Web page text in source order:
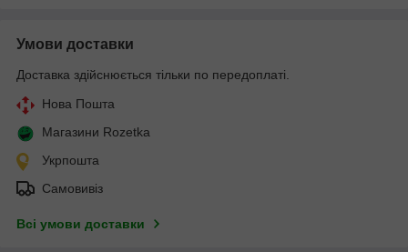
Умови доставки
Доставка здійснюється тільки по передоплаті.
Нова Пошта
Магазини Rozetka
Укрпошта
Самовивіз
Всі умови доставки